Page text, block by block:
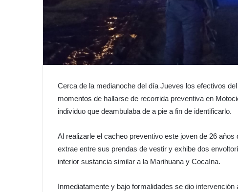
Cerca de la medianoche del día Jueves los efectivos
momentos de hallarse de recorrida preventiva en
individuo que deambulaba de a pie a fin de identificarlo.
Al realizarle el cacheo preventivo este joven de 26
extrae entre sus prendas de vestir y exhibe dos
interior sustancia similar a la Marihuana y Cocaína.
Inmediatamente y bajo formalidades se dio